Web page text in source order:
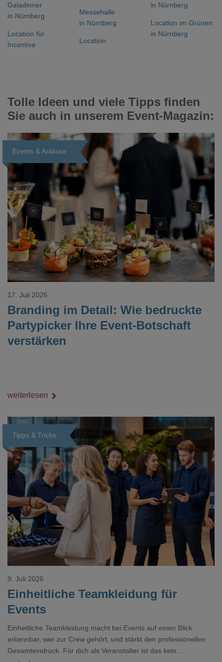
Galadinner
in Nürnberg
Location für
Incentive
Messehalle
in Nürnberg
Location
in Nürnberg
Location im Grünen
in Nürnberg
Tolle Ideen und viele Tipps finden
Sie auch in unserem Event-Magazin:
Events & Anlässe
Branding im Detail: Wie bedruckte
Partypicker Ihre Event-Botschaft
verstärken
17. Juli 2026
weiterlesen
Tipps & Tricks
Einheitliche Teamkleidung für
Events
9. Juli 2026
Einheitliche Teamkleidung macht bei Events auf einen Blick
erkennbar, wer zur Crew gehört, und stärkt den professionellen
Gesamteindruck. Für dich als Veranstalter ist das kein